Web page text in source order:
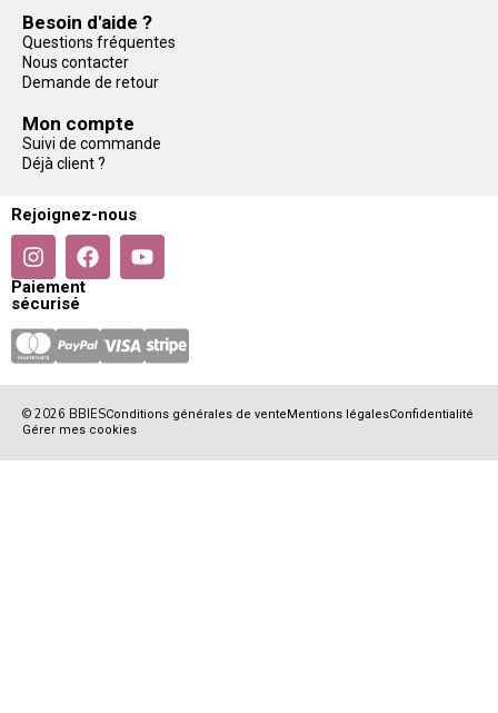
Besoin d'aide ?
Questions fréquentes
Nous contacter
Demande de retour
Mon compte
Suivi de commande
Déjà client ?
Rejoignez-nous
Paiement
sécurisé
© 2026 BBIESConditions générales de venteMentions légalesConfidentialité
Gérer mes cookies